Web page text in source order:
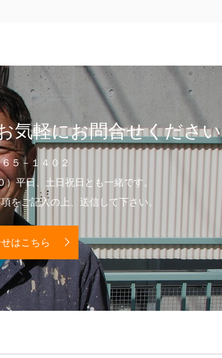
気軽にお問合せください
５－１４０２
平日、土日祝日とも一緒です。
をご記入の上、送信して下さい。
はこちら